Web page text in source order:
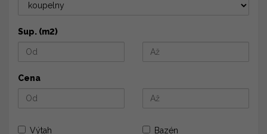
Sup. (m2)
Cena
Výtah Bazén